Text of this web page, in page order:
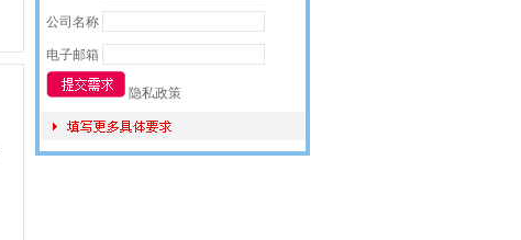
公司名称
电子邮箱
隐私政策